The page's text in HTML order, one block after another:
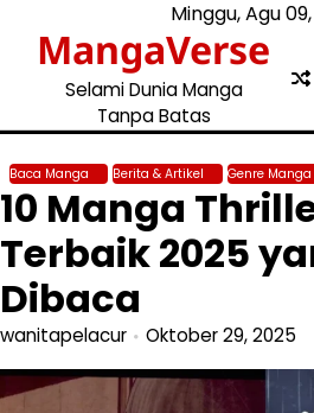
content
Minggu, Agu
MangaVerse
Selami Dunia Manga
Tanpa Batas
Baca Manga Berita & Artikel Genre Manga
10 Manga
Terbaik 2025
Dibaca
wanitapelacur Oktober 29, 2025